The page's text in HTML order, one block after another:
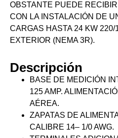
OBSTANTE PUEDE
CON LA INSTALACIÓN DE
CARGAS HASTA 24 KW 220/
EXTERIOR (NEMA 3R).
Descripción
BASE DE MEDICIÓN
125 AMP.
AÉREA.
ZAPATAS DE
CALIBRE 14– 1/0 AWG.